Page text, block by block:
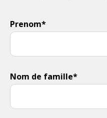
Prenom*
Nom de famille*